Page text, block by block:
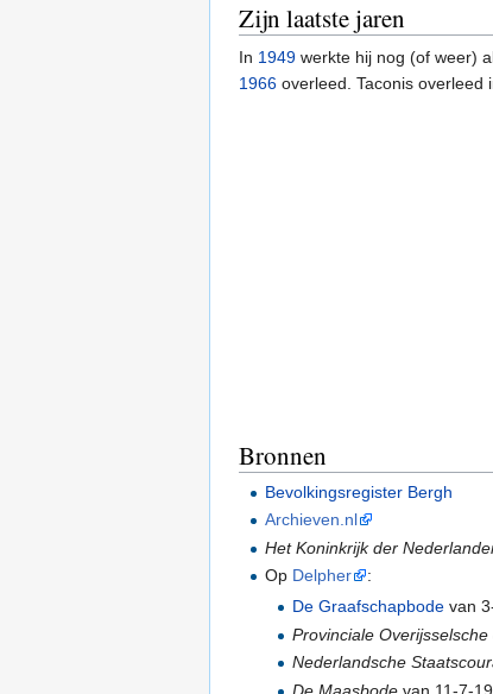
Zijn laatste jaren
In 1949 werkte hij nog (of weer)
1966 overleed. Taconis overleed
Bronnen
Bevolkingsregister Bergh
Archieven.nl
Het Koninkrijk der
Op Delpher
:
De Graafschapbodevan
Provinciale
Nederlandsche
De Maasbodevan 11-7-